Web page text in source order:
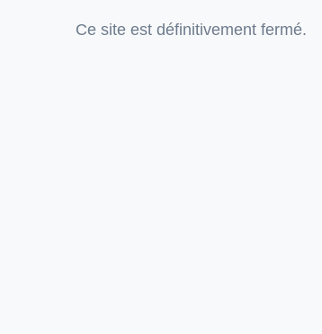
Ce site est définitivement fermé.